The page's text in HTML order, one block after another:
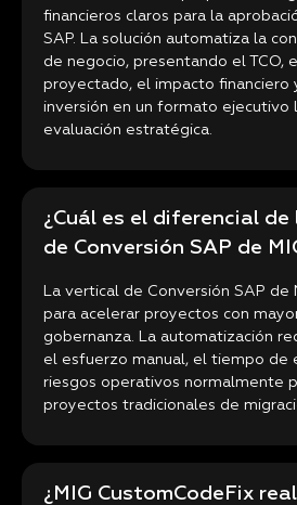
financieros claros para la
SAP. La solución automatiza la
de negocio, presentando el TCO,
proyectado, el impacto financiero
inversión en un formato ejecutivo
evaluación estratégica.
¿Cuál es el diferencial
de Conversión SAP de
La vertical de Conversión SAP de
para acelerar proyectos con
gobernanza. La automatización
el esfuerzo manual, el tiempo de
riesgos operativos normalmente
proyectos tradicionales de
¿MIG CustomCodeFix